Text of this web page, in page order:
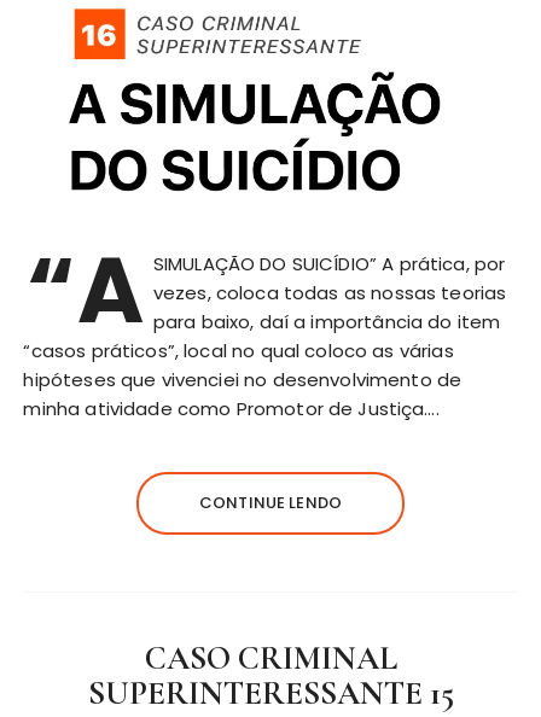
“A SIMULAÇÃO DO SUICÍDIO” A prática, por
vezes, coloca todas as nossas teorias
para baixo, daí a importância do item
“casos práticos”, local no qual coloco as várias
hipóteses que vivenciei no desenvolvimento de
minha atividade como Promotor de Justiça….
CONTINUE LENDO
CASO CRIMINAL
SUPERINTERESSANTE 15